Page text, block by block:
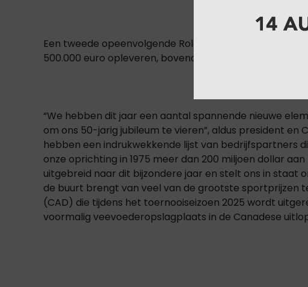
Een tweede opeenvolgende Rolex Grand Slam Major-
500.000 euro opleveren, bovenop het prijzengeld.
“We hebben dit jaar een aantal spannende nieuwe
om ons 50-jarig jubileum te vieren”, aldus president en
hebben een indrukwekkende lijst van bedrijfspartners
onze oprichting in 1975 meer dan 200 miljoen dollar
uitgebreid naar dit bijzondere jaar en stelt ons in staat
de buurt brengt van veel van de grootste sportprijzen
(CAD) die tijdens het toernooiseizoen 2025 wordt
voormalig veevoederopslagplaats in de Canadese